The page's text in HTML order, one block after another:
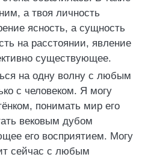
а твоя личность
ясность, а сущность
на расстоянии, явление
существующее.
на одну волну с любым
с человеком. Я могу
понимать мир его
вековым дубом
его восприятием. Могу
сейчас с любым